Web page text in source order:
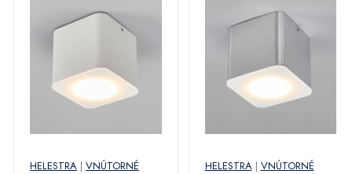
HELESTRA | VNÚTORNÉ
HELESTRA| VNÚTORNÉ